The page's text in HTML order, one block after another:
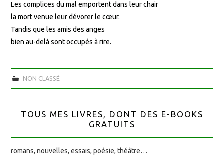
Les complices du mal emportent dans leur chair
la mort venue leur dévorer le cœur.
Tandis que les amis des anges
bien au-delà sont occupés à rire.
NON CLASSÉ
TOUS MES LIVRES, DONT DES E-BOOKS
GRATUITS
romans, nouvelles, essais, poésie, théâtre…